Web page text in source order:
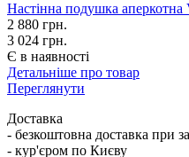
Настінна подушка
2 880 грн.
3 024 грн.
Є в наявності
Детальніше про товар
Переглянути
Доставка
- безкоштовна доставка при
- кур'єром по Києву